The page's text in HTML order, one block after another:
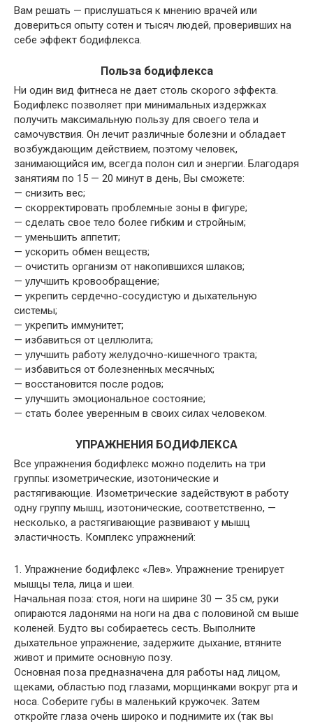
Вам решать — прислушаться к мнению врачей или
довериться опыту сотен и тысяч людей, проверивших на
себе эффект бодифлекса.
Польза бодифлекса
Ни один вид фитнеса не дает столь скорого эффекта.
Бодифлекс позволяет при минимальных издержках
получить максимальную пользу для своего тела и
самочувствия. Он лечит различные болезни и обладает
возбуждающим действием, поэтому человек,
занимающийся им, всегда полон сил и энергии. Благодаря
занятиям по 15 — 20 минут в день, Вы сможете:
— снизить вес;
— скорректировать проблемные зоны в фигуре;
— сделать свое тело более гибким и стройным;
— уменьшить аппетит;
— ускорить обмен веществ;
— очистить организм от накопившихся шлаков;
— улучшить кровообращение;
— укрепить сердечно-сосудистую и дыхательную
системы;
— укрепить иммунитет;
— избавиться от целлюлита;
— улучшить работу желудочно-кишечного тракта;
— избавиться от болезненных месячных;
— восстановится после родов;
— улучшить эмоциональное состояние;
— стать более уверенным в своих силах человеком.
УПРАЖНЕНИЯ БОДИФЛЕКСА
Все упражнения бодифлекс можно поделить на три
группы: изометрические, изотонические и
растягивающие. Изометрические задействуют в работу
одну группу мышц, изотонические, соответственно, —
несколько, а растягивающие развивают у мышц
эластичность. Комплекс упражнений:
1. Упражнение бодифлекс «Лев». Упражнение тренирует
мышцы тела, лица и шеи.
Начальная поза: стоя, ноги на ширине 30 — 35 см, руки
опираются ладонями на ноги на два с половиной см выше
коленей. Будто вы собираетесь сесть. Выполните
дыхательное упражнение, задержите дыхание, втяните
живот и примите основную позу.
Основная поза предназначена для работы над лицом,
щеками, областью под глазами, морщинками вокруг рта и
носа. Соберите губы в маленький кружочек. Затем
откройте глаза очень широко и поднимите их (так вы